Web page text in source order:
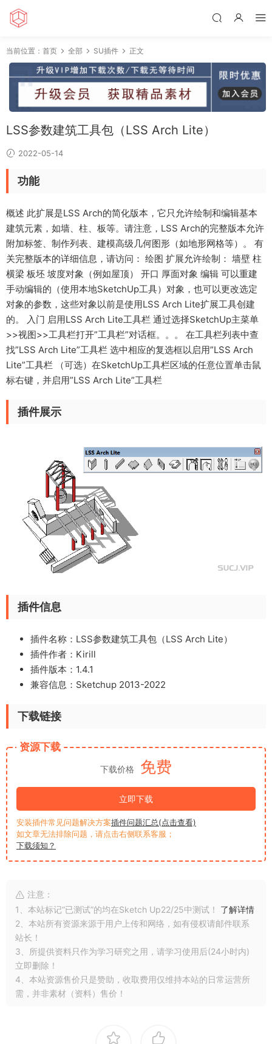
当前位置： 首页 全部 SU插件 正文
LSS参数建筑工具包（LSS Arch Lite）
2022-05-14
功能
概述 此扩展是LSS Arch的简化版本，它只允许绘制和编辑基本
建筑元素，如墙、柱、板等。请注意，LSS Arch的完整版本允许
附加标签、制作列表、建模高级几何图形（如地形网格等）。 有
关完整版本的详细信息，请访问： 绘图 扩展允许绘制： 墙壁 柱
横梁 板坯 坡度对象（例如屋顶） 开口 厚面对象 编辑 可以重建
手动编辑的（使用本地SketchUp工具）对象，也可以更改选定
对象的参数，这些对象以前是使用LSS Arch Lite扩展工具创建
的。 入门 启用LSS Arch Lite工具栏 通过选择SketchUp主菜单
>>视图>>工具栏打开”工具栏”对话框。。。 在工具栏列表中查
找”LSS Arch Lite”工具栏 选中相应的复选框以启用”LSS Arch
Lite”工具栏 （可选）在SketchUp工具栏区域的任意位置单击鼠
标右键，并启用”LSS Arch Lite”工具栏
插件展示
插件信息
插件名称：LSS参数建筑工具包（LSS Arch Lite）
插件作者：Kirill
插件版本：1.4.1
兼容信息：Sketchup 2013-2022
下载链接
资源下载
下载价格 免费
立即下载
安装插件常见问题解决方案插件问题汇总(点击查看)
如文章无法排除问题，请点击右侧联系客服；
下载须知？
注意：
1、本站标记“已测试”的均在Sketch Up22/25中测试！ 了解详情
2、本站所有资源来源于用户上传和网络，如有侵权请邮件联系
站长！
3、所提供资料只作为学习研究之用，请学习使用后(24小时内)
立即删除！
4、本站资源售价只是赞助，收取费用仅维持本站的日常运营所
需，并非素材（资料）售价！